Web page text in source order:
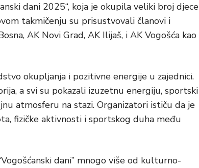
dani 2025“, koja je okupila veliki broj djece
takmičenju su prisustvovali članovi i
AK Novi Grad, AK Ilijaš, i AK Vogošća kao
okupljanja i pozitivne energije u zajednici.
a svi su pokazali izuzetnu energiju, sportski
atmosferu na stazi. Organizatori ističu da je
fizičke aktivnosti i sportskog duha među
dani” mnogo više od kulturno-